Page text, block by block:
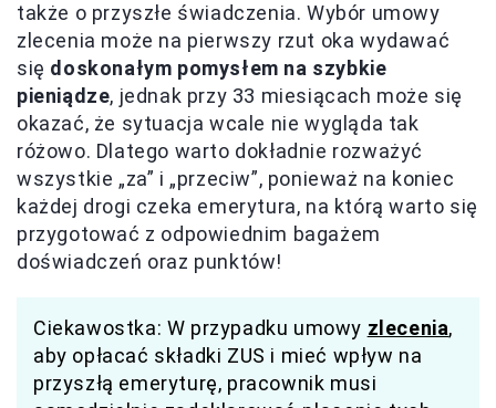
także o przyszłe świadczenia. Wybór umowy
zlecenia może na pierwszy rzut oka wydawać
się doskonałym pomysłem na szybkie
pieniądze, jednak przy 33 miesiącach może się
okazać, że sytuacja wcale nie wygląda tak
różowo. Dlatego warto dokładnie rozważyć
wszystkie „za” i „przeciw”, ponieważ na koniec
każdej drogi czeka emerytura, na którą warto się
przygotować z odpowiednim bagażem
doświadczeń oraz punktów!
Ciekawostka: W przypadku umowy zlecenia,
aby opłacać składki ZUS i mieć wpływ na
przyszłą emeryturę, pracownik musi